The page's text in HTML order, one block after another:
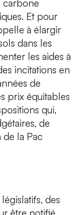
carbone
Et pour
à élargir
dans les
les aides à
incitations en
de
prix équitables
qui,
de
la Pac
des